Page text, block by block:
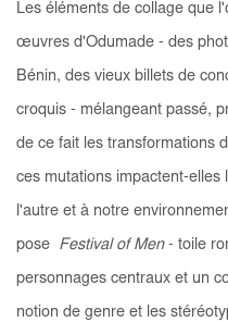
Les éléments de collage que
œuvres d'Odumade - des
Bénin, des vieux billets de
croquis - mélangeant passé,
de ce fait les transformations
ces mutations impactent-
l'autre et à notre
pose Festival of Men- toile
personnages centraux et un
notion de genre et les